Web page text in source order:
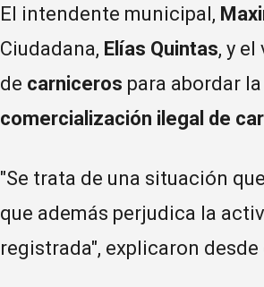
El intendente municipal,
Ciudadana, Elías Quintas, y
de carniceros para abordar
comercialización ilegal de
"Se trata de una situación
que además perjudica la
registrada", explicaron